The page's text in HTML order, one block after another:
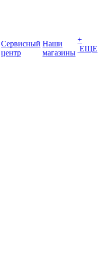
Сервисный
центр
Наши
магазины
+
ЕЩЕ